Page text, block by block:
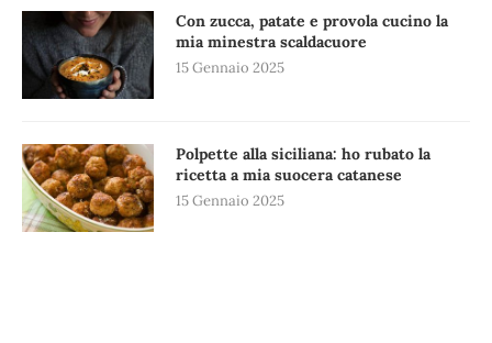
Con zucca, patate e provola cucino la
mia minestra scaldacuore
15 Gennaio 2025
Polpette alla siciliana: ho rubato la
ricetta a mia suocera catanese
15 Gennaio 2025